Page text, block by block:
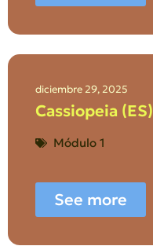
diciembre 29, 2025
Cassiopeia (ES)
Módulo 1
See more